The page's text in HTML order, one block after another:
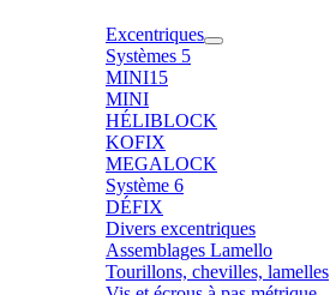
Excentriques
Systèmes 5
MINI15
MINI
HÉLIBLOCK
KOFIX
MEGALOCK
Système 6
DÉFIX
Divers excentriques
Assemblages Lamello
Tourillons, chevilles, lamelles